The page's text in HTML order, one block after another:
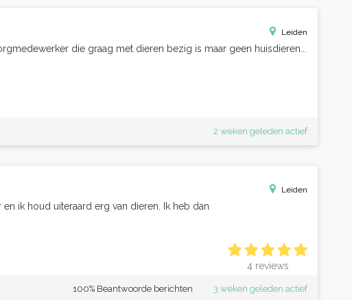
Leiden
die graag met dieren bezig is maar geen huisdieren...
2 weken geleden actief
Leiden
4 reviews
en ik houd uiteraard erg van dieren. Ik heb dan
3 weken geleden actief
100% Beantwoorde berichten